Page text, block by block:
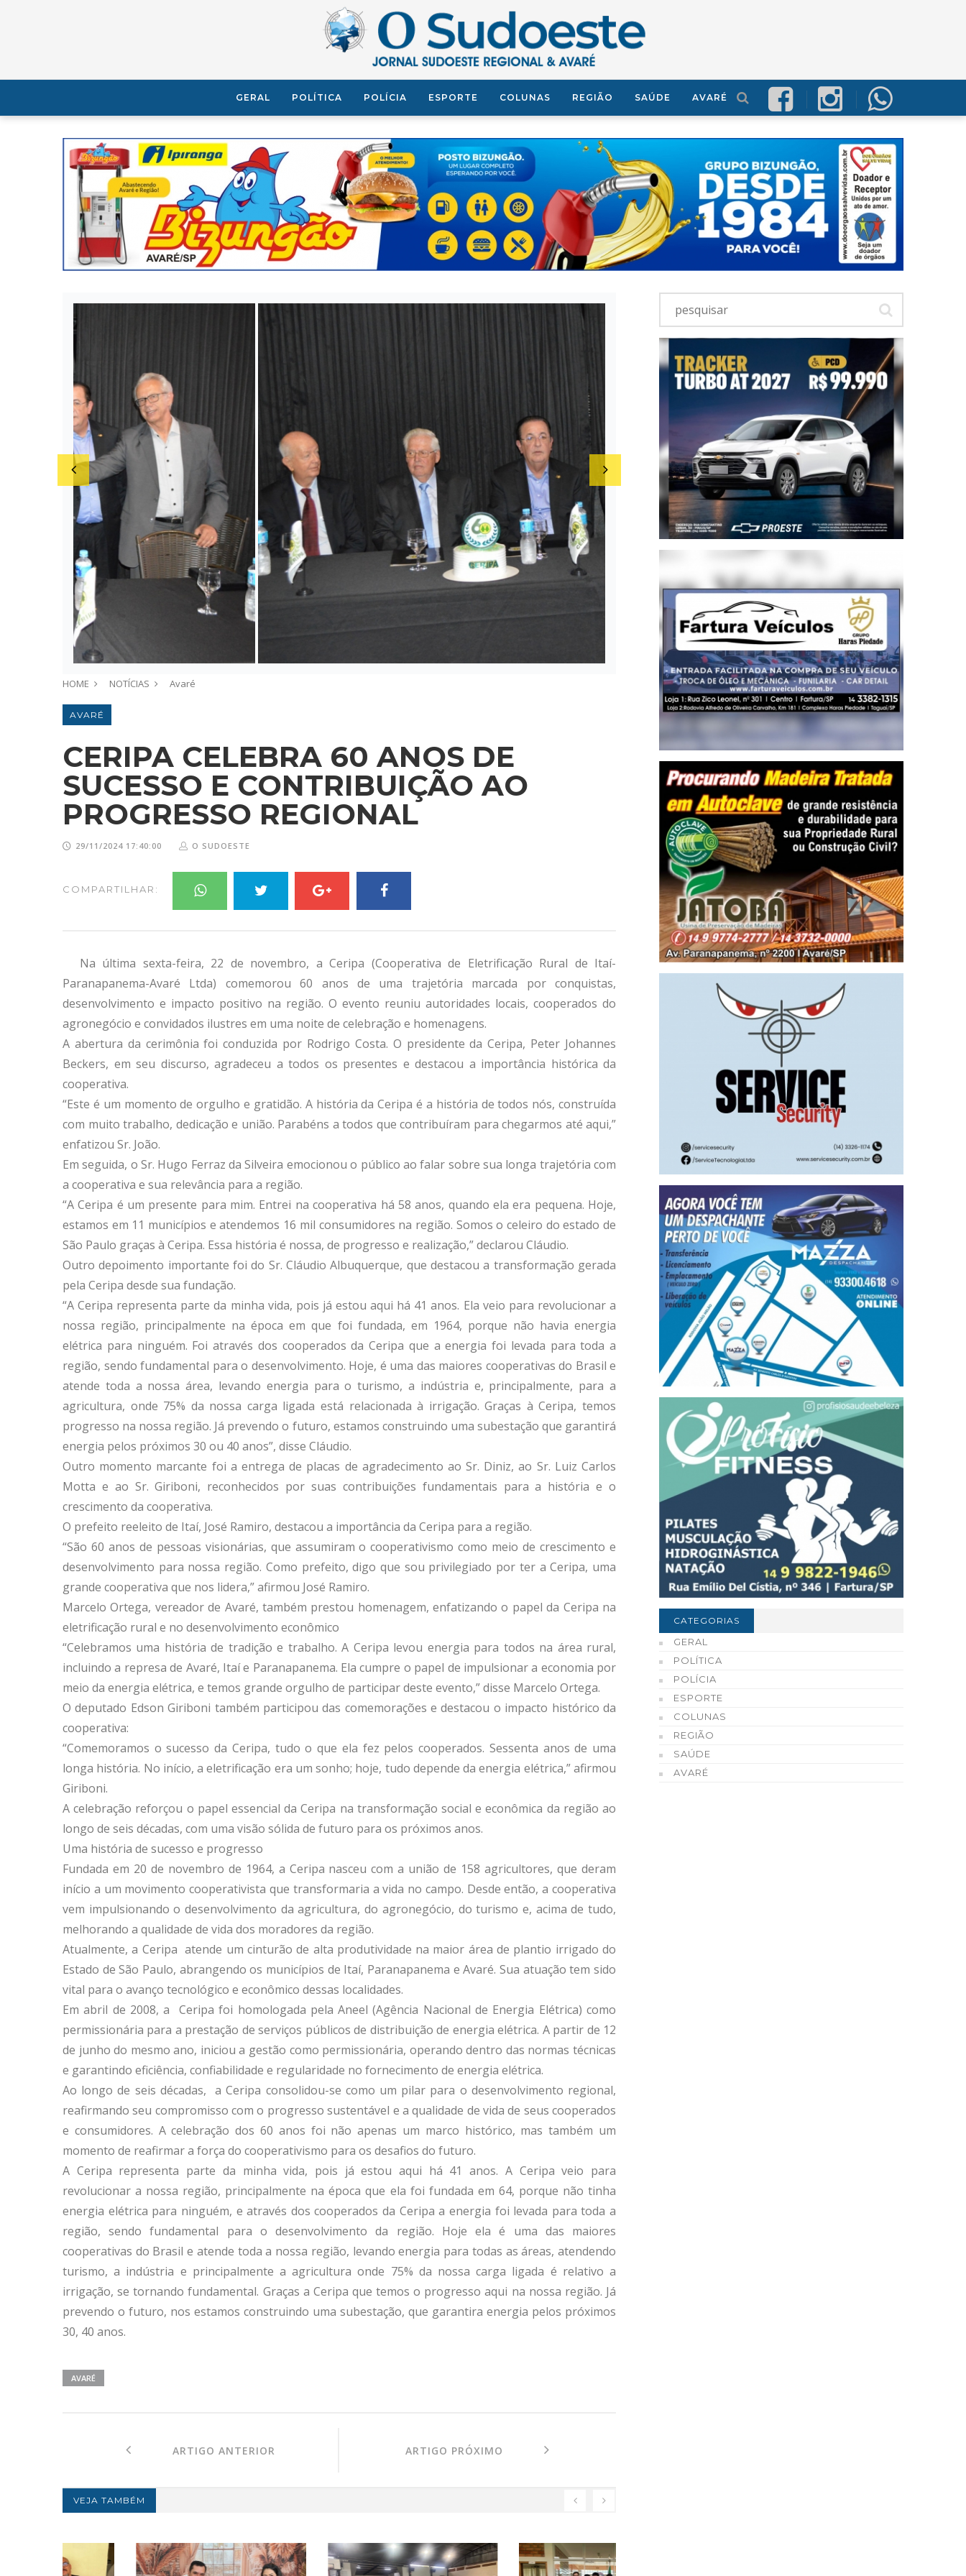
GERAL POLÍTICA POLÍCIA ESPORTE COLUNAS REGIÃO SAÚDE AVARÉ
HOME NOTÍCIAS Avaré
AVARÉ
CERIPA CELEBRA 60 ANOS DE
SUCESSO E CONTRIBUIÇÃO AO
PROGRESSO REGIONAL
29/11/2024 17:40:00 O SUDOESTE
COMPARTILHAR:
Na última sexta-feira, 22 de novembro, a Ceripa (Cooperativa de Eletrificação Rural de Itaí-
Paranapanema-Avaré Ltda) comemorou 60 anos de uma trajetória marcada por conquistas,
desenvolvimento e impacto positivo na região. O evento reuniu autoridades locais, cooperados do
agronegócio e convidados ilustres em uma noite de celebração e homenagens.
A abertura da cerimônia foi conduzida por Rodrigo Costa. O presidente da Ceripa, Peter Johannes
Beckers, em seu discurso, agradeceu a todos os presentes e destacou a importância histórica da
cooperativa.
“Este é um momento de orgulho e gratidão. A história da Ceripa é a história de todos nós, construída
com muito trabalho, dedicação e união. Parabéns a todos que contribuíram para chegarmos até aqui,”
enfatizou Sr. João.
Em seguida, o Sr. Hugo Ferraz da Silveira emocionou o público ao falar sobre sua longa trajetória com
a cooperativa e sua relevância para a região.
“A Ceripa é um presente para mim. Entrei na cooperativa há 58 anos, quando ela era pequena. Hoje,
estamos em 11 municípios e atendemos 16 mil consumidores na região. Somos o celeiro do estado de
São Paulo graças à Ceripa. Essa história é nossa, de progresso e realização,” declarou Cláudio.
Outro depoimento importante foi do Sr. Cláudio Albuquerque, que destacou a transformação gerada
pela Ceripa desde sua fundação.
“A Ceripa representa parte da minha vida, pois já estou aqui há 41 anos. Ela veio para revolucionar a
nossa região, principalmente na época em que foi fundada, em 1964, porque não havia energia
elétrica para ninguém. Foi através dos cooperados da Ceripa que a energia foi levada para toda a
região, sendo fundamental para o desenvolvimento. Hoje, é uma das maiores cooperativas do Brasil e
atende toda a nossa área, levando energia para o turismo, a indústria e, principalmente, para a
agricultura, onde 75% da nossa carga ligada está relacionada à irrigação. Graças à Ceripa, temos
progresso na nossa região. Já prevendo o futuro, estamos construindo uma subestação que garantirá
energia pelos próximos 30 ou 40 anos”, disse Cláudio.
Outro momento marcante foi a entrega de placas de agradecimento ao Sr. Diniz, ao Sr. Luiz Carlos
Motta e ao Sr. Giriboni, reconhecidos por suas contribuições fundamentais para a história e o
crescimento da cooperativa.
O prefeito reeleito de Itaí, José Ramiro, destacou a importância da Ceripa para a região.
“São 60 anos de pessoas visionárias, que assumiram o cooperativismo como meio de crescimento e
desenvolvimento para nossa região. Como prefeito, digo que sou privilegiado por ter a Ceripa, uma
grande cooperativa que nos lidera,” afirmou José Ramiro.
Marcelo Ortega, vereador de Avaré, também prestou homenagem, enfatizando o papel da Ceripa na
eletrificação rural e no desenvolvimento econômico
“Celebramos uma história de tradição e trabalho. A Ceripa levou energia para todos na área rural,
incluindo a represa de Avaré, Itaí e Paranapanema. Ela cumpre o papel de impulsionar a economia por
meio da energia elétrica, e temos grande orgulho de participar deste evento,” disse Marcelo Ortega.
O deputado Edson Giriboni também participou das comemorações e destacou o impacto histórico da
cooperativa:
“Comemoramos o sucesso da Ceripa, tudo o que ela fez pelos cooperados. Sessenta anos de uma
longa história. No início, a eletrificação era um sonho; hoje, tudo depende da energia elétrica,” afirmou
Giriboni.
A celebração reforçou o papel essencial da Ceripa na transformação social e econômica da região ao
longo de seis décadas, com uma visão sólida de futuro para os próximos anos.
Uma história de sucesso e progresso
Fundada em 20 de novembro de 1964, a Ceripa nasceu com a união de 158 agricultores, que deram
início a um movimento cooperativista que transformaria a vida no campo. Desde então, a cooperativa
vem impulsionando o desenvolvimento da agricultura, do agronegócio, do turismo e, acima de tudo,
melhorando a qualidade de vida dos moradores da região.
Atualmente, a Ceripa atende um cinturão de alta produtividade na maior área de plantio irrigado do
Estado de São Paulo, abrangendo os municípios de Itaí, Paranapanema e Avaré. Sua atuação tem sido
vital para o avanço tecnológico e econômico dessas localidades.
Em abril de 2008, a Ceripa foi homologada pela Aneel (Agência Nacional de Energia Elétrica) como
permissionária para a prestação de serviços públicos de distribuição de energia elétrica. A partir de 12
de junho do mesmo ano, iniciou a gestão como permissionária, operando dentro das normas técnicas
e garantindo eficiência, confiabilidade e regularidade no fornecimento de energia elétrica.
Ao longo de seis décadas, a Ceripa consolidou-se como um pilar para o desenvolvimento regional,
reafirmando seu compromisso com o progresso sustentável e a qualidade de vida de seus cooperados
e consumidores. A celebração dos 60 anos foi não apenas um marco histórico, mas também um
momento de reafirmar a força do cooperativismo para os desafios do futuro.
A Ceripa representa parte da minha vida, pois já estou aqui há 41 anos. A Ceripa veio para
revolucionar a nossa região, principalmente na época que ela foi fundada em 64, porque não tinha
energia elétrica para ninguém, e através dos cooperados da Ceripa a energia foi levada para toda a
região, sendo fundamental para o desenvolvimento da região. Hoje ela é uma das maiores
cooperativas do Brasil e atende toda a nossa região, levando energia para todas as áreas, atendendo
turismo, a indústria e principalmente a agricultura onde 75% da nossa carga ligada é relativo a
irrigação, se tornando fundamental. Graças a Ceripa que temos o progresso aqui na nossa região. Já
prevendo o futuro, nos estamos construindo uma subestação, que garantira energia pelos próximos
30, 40 anos.
AVARÉ
ARTIGO ANTERIOR ARTIGO PRÓXIMO
VEJA TAMBÉM
CATEGORIAS
GERAL
POLÍTICA
POLÍCIA
ESPORTE
COLUNAS
REGIÃO
SAÚDE
AVARÉ